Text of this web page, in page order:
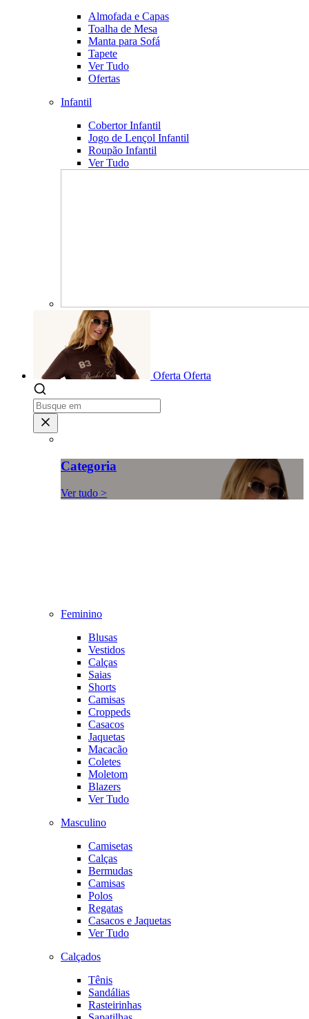
Almofada e Capas
Toalha de Mesa
Manta para Sofá
Tapete
Ver Tudo
Ofertas
Infantil
Cobertor Infantil
Jogo de Lençol Infantil
Roupão Infantil
Ver Tudo
Oferta Oferta
Categoria
Ver tudo >
Feminino
Blusas
Vestidos
Calças
Saias
Shorts
Camisas
Croppeds
Casacos
Jaquetas
Macacão
Coletes
Moletom
Blazers
Ver Tudo
Masculino
Camisetas
Calças
Bermudas
Camisas
Polos
Regatas
Casacos e Jaquetas
Ver Tudo
Calçados
Tênis
Sandálias
Rasteirinhas